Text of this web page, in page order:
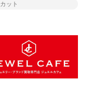
ット